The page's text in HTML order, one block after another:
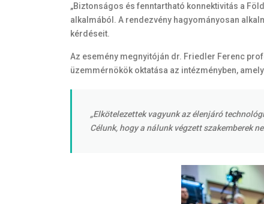
„Biztonságos és fenntartható konnektivitás a
alkalmából. A rendezvény hagyományosan
kérdéseit.
Az esemény megnyitóján dr. Friedler Ferenc
üzemmérnökök oktatása az intézményben,
„Elkötelezettek vagyunk az élenjáró
Célunk, hogy a nálunk végzett szakemberek